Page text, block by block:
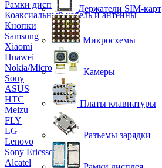
Рамки дисплея
Коаксиальный кабель и антенны
Кнопки
Samsung
Xiaomi
Huawei
Nokia/Microsoft
Sony
ASUS
HTC
Meizu
FLY
LG
Lenovo
Sony Ericsson
Alcatel
Держатели SIM-карт
Микросхемы
Камеры
Платы клавиатуры
Разъемы зарядки